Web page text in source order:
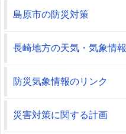
島原市の防災対策
長崎地方の天気・気象情報
防災気象情報のリンク
災害対策に関する計画